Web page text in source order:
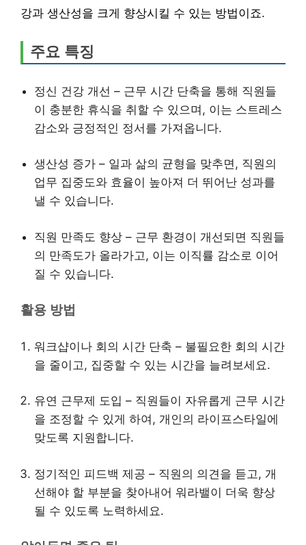
강과 생산성을 크게 향상시킬 수 있는 방법이죠.
주요 특징
정신 건강 개선 – 근무 시간 단축을 통해 직원들
이 충분한 휴식을 취할 수 있으며, 이는 스트레스
감소와 긍정적인 정서를 가져옵니다.
생산성 증가 – 일과 삶의 균형을 맞추면, 직원의
업무 집중도와 효율이 높아져 더 뛰어난 성과를
낼 수 있습니다.
직원 만족도 향상 – 근무 환경이 개선되면 직원들
의 만족도가 올라가고, 이는 이직률 감소로 이어
질 수 있습니다.
활용 방법
워크샵이나 회의 시간 단축 – 불필요한 회의 시간
을 줄이고, 집중할 수 있는 시간을 늘려보세요.
유연 근무제 도입 – 직원들이 자유롭게 근무 시간
을 조정할 수 있게 하여, 개인의 라이프스타일에
맞도록 지원합니다.
정기적인 피드백 제공 – 직원의 의견을 듣고, 개
선해야 할 부분을 찾아내어 워라밸이 더욱 향상
될 수 있도록 노력하세요.